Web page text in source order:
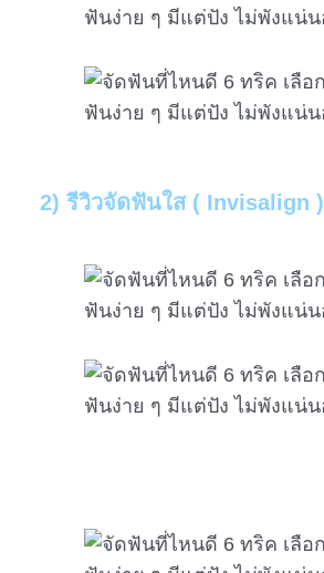
2) รีวิวจัดฟันใส ( Invisalign )